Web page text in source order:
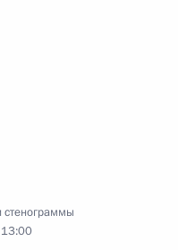
стенограммы
13:00